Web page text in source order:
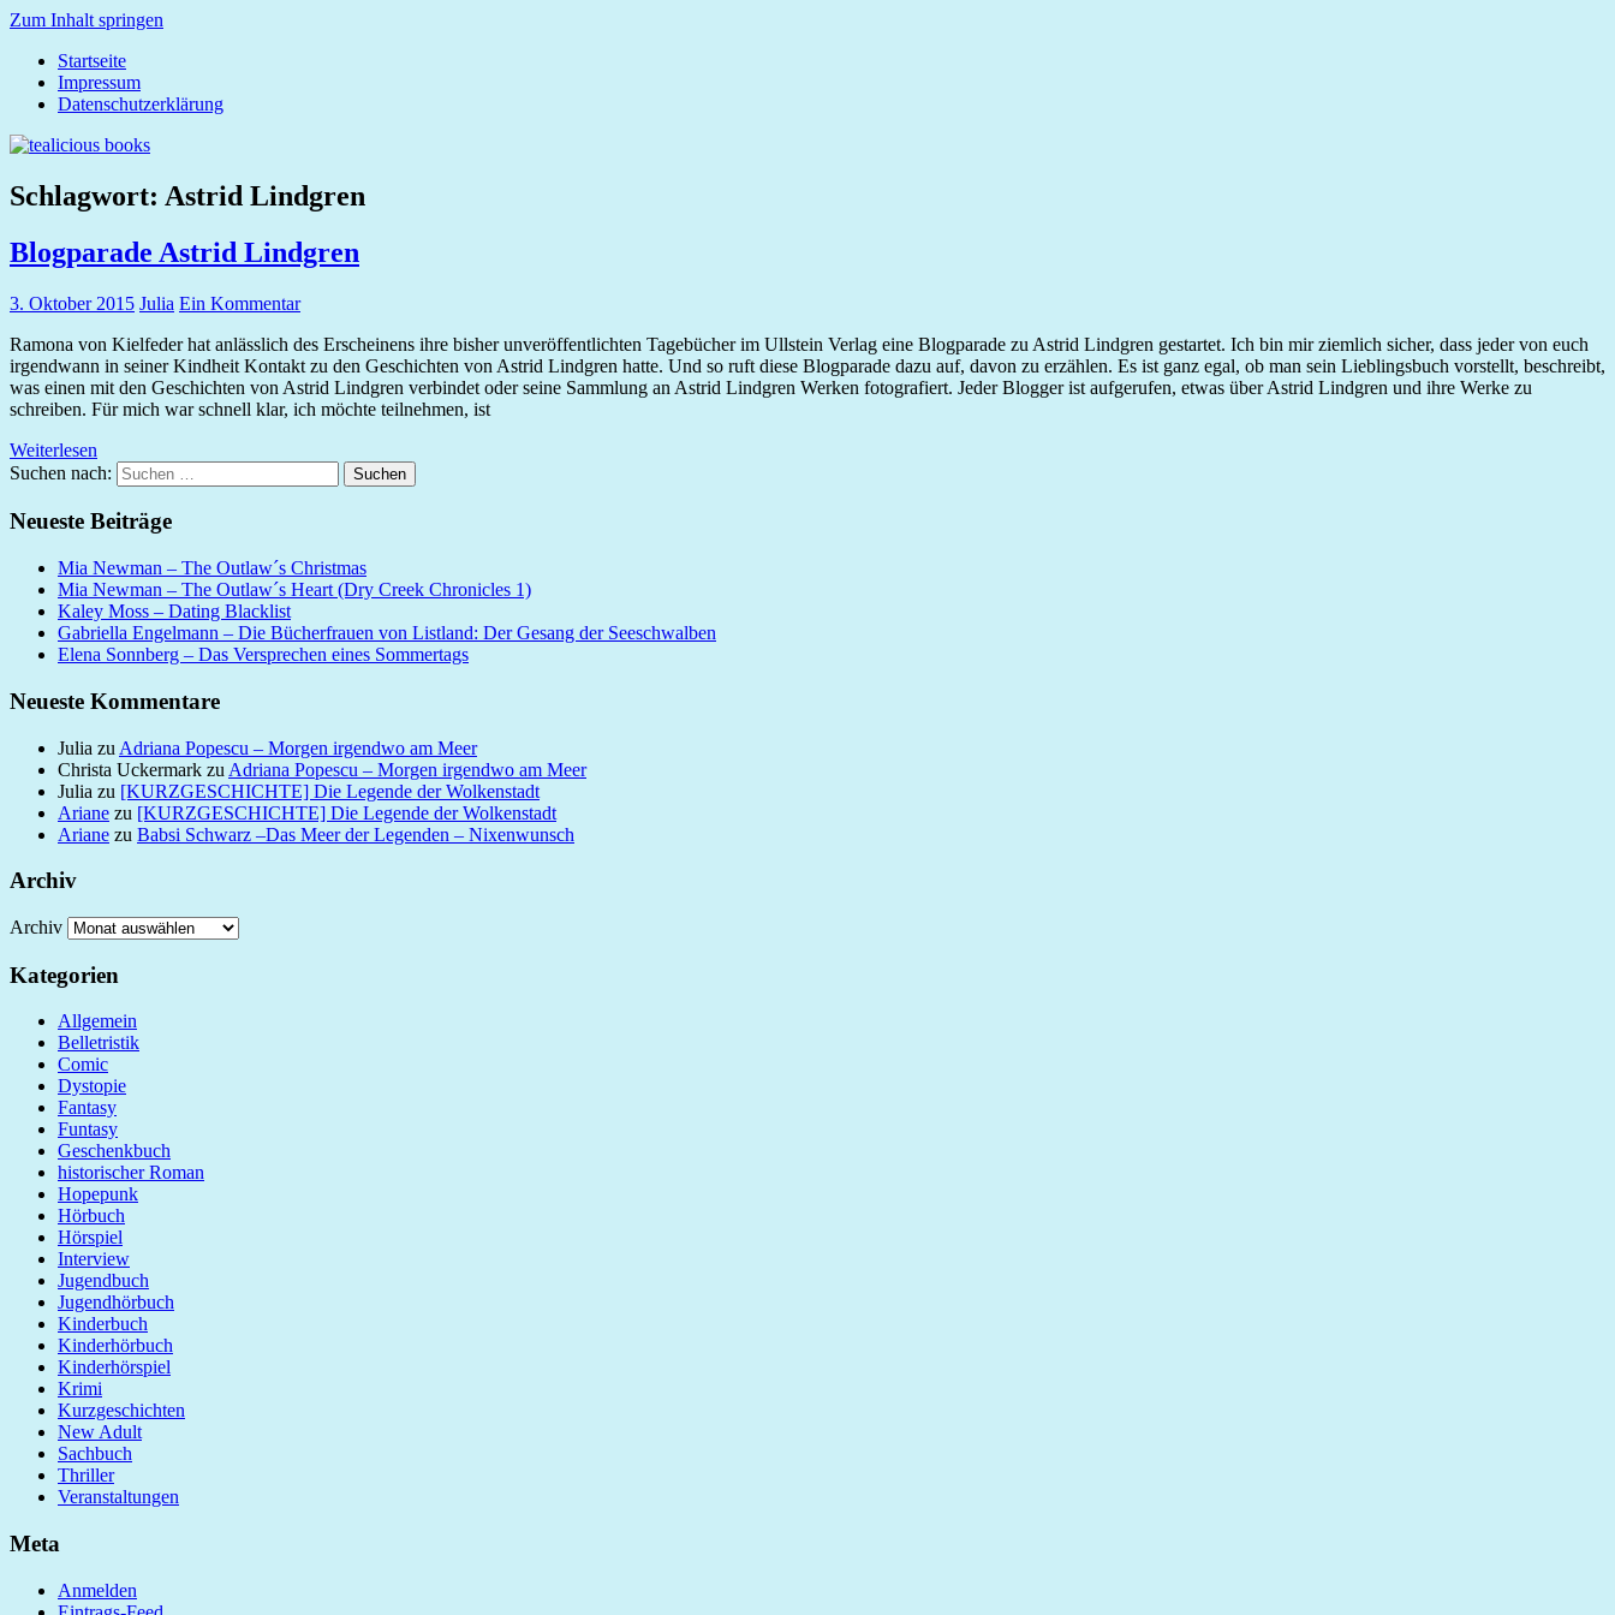
Zum Inhalt springen
tealicious
books
Startseite
Impressum
Datenschutzerklärung
Schlagwort: Astrid Lindgren
Blogparade Astrid Lindgren
3. Oktober 2015 Julia Ein Kommentar
Ramona von Kielfeder hat anlässlich des Erscheinens ihre bisher unveröffentlichten Tagebücher im Ullstein Verlag eine Blogparade zu Astrid Lindgren gestartet. Ich bin mir ziemlich sicher, dass jeder von euch
irgendwann in seiner Kindheit Kontakt zu den Geschichten von Astrid Lindgren hatte. Und so ruft diese Blogparade dazu auf, davon zu erzählen. Es ist ganz egal, ob man sein Lieblingsbuch vorstellt, beschreibt,
was einen mit den Geschichten von Astrid Lindgren verbindet oder seine Sammlung an Astrid Lindgren Werken fotografiert. Jeder Blogger ist aufgerufen, etwas über Astrid Lindgren und ihre Werke zu
schreiben. Für mich war schnell klar, ich möchte teilnehmen, ist
Weiterlesen
Suchen nach:
Suchen
Neueste Beiträge
Mia Newman – The Outlaw´s Christmas
Mia Newman – The Outlaw´s Heart (Dry Creek Chronicles 1)
Kaley Moss – Dating Blacklist
Gabriella Engelmann – Die Bücherfrauen von Listland: Der Gesang der Seeschwalben
Elena Sonnberg – Das Versprechen eines Sommertags
Neueste Kommentare
Julia zu Adriana Popescu – Morgen irgendwo am Meer
Christa Uckermark zu Adriana Popescu – Morgen irgendwo am Meer
Julia zu [KURZGESCHICHTE] Die Legende der Wolkenstadt
Ariane zu [KURZGESCHICHTE] Die Legende der Wolkenstadt
Ariane zu Babsi Schwarz –Das Meer der Legenden – Nixenwunsch
Archiv
Archiv
Kategorien
Allgemein
Belletristik
Comic
Dystopie
Fantasy
Funtasy
Geschenkbuch
historischer Roman
Hopepunk
Hörbuch
Hörspiel
Interview
Jugendbuch
Jugendhörbuch
Kinderbuch
Kinderhörbuch
Kinderhörspiel
Krimi
Kurzgeschichten
New Adult
Sachbuch
Thriller
Veranstaltungen
Meta
Anmelden